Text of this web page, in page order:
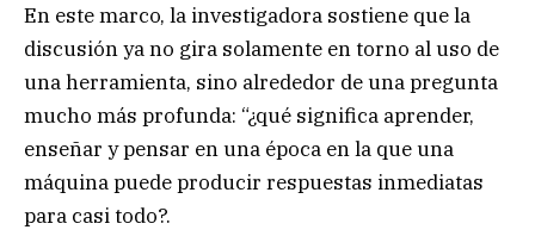
En este marco, la investigadora sostiene que la
discusión ya no gira solamente en torno al uso de
una herramienta, sino alrededor de una pregunta
mucho más profunda: “¿qué significa aprender,
enseñar y pensar en una época en la que una
máquina puede producir respuestas inmediatas
para casi todo?.